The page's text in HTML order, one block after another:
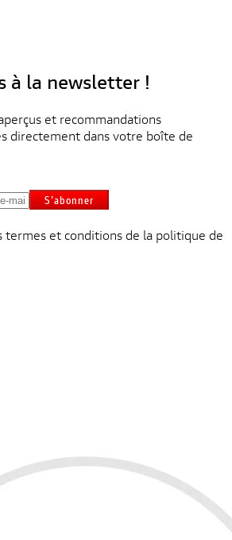
à la newsletter !
et recommandations
directement dans votre boîte de
S'abonner
termes et conditions de la politique de